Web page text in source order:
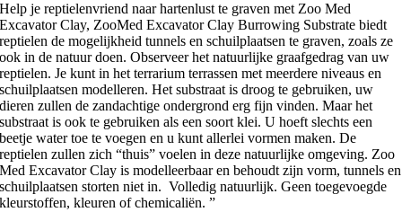
Help je reptielenvriend naar hartenlust te graven met Zoo Med
Excavator Clay, ZooMed Excavator Clay Burrowing Substrate biedt
reptielen de mogelijkheid tunnels en schuilplaatsen te graven, zoals ze
ook in de natuur doen. Observeer het natuurlijke graafgedrag van uw
reptielen. Je kunt in het terrarium terrassen met meerdere niveaus en
schuilplaatsen modelleren. Het substraat is droog te gebruiken, uw
dieren zullen de zandachtige ondergrond erg fijn vinden. Maar het
substraat is ook te gebruiken als een soort klei. U hoeft slechts een
beetje water toe te voegen en u kunt allerlei vormen maken. De
reptielen zullen zich “thuis” voelen in deze natuurlijke omgeving. Zoo
Med Excavator Clay is modelleerbaar en behoudt zijn vorm, tunnels en
schuilplaatsen storten niet in. Volledig natuurlijk. Geen toegevoegde
kleurstoffen, kleuren of chemicaliën. ”